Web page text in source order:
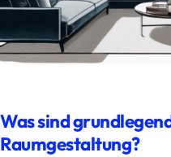
Datenschutz
Impressum
Glossar
Was sind
Raumgestaltung?